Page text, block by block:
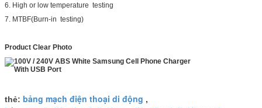
6. High or low temperature testing
7. MTBF(Burn-in testing)
Product Clear Photo
thẻ: bảng mạch điện thoại di động ,